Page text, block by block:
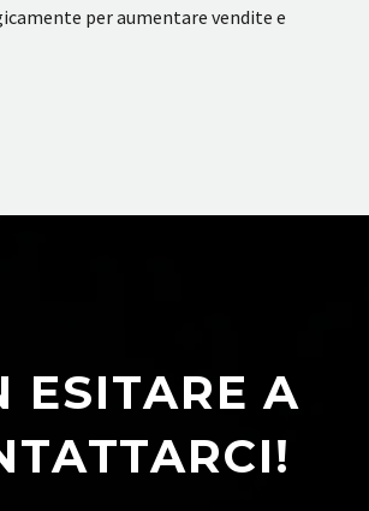
per aumentare vendite e
ESITARE A